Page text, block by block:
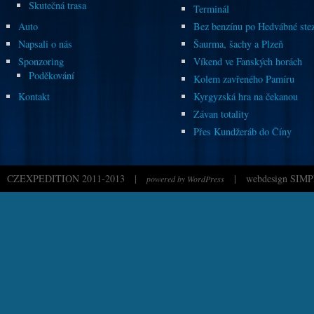
Skutečná trasa
Auto
Napsali o nás
Sponzoring
Poděkování
Kontakt
Terminál
Bez benzínu po Hedvábné
Šaurma, šachy a Plzeň
Víkend ve Fanských horách
Kolem zavřeného Pamíru
Kyrgyzská hra na čekanou
Závan totality
Přes Kundžeráb do Číny
CZEXPEDITION 2011-2013 | powered by WordPress | webdesign